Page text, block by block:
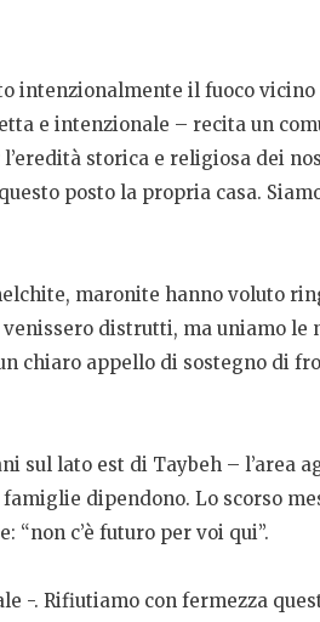
intenzionalmente il fuoco
e intenzionale – recita un
storica e religiosa dei
posto la propria casa.
maronite hanno voluto
distrutti, ma uniamo le
chiaro appello di sostegno di
sul lato est di Taybeh – l’area
dipendono. Lo scorso
c’è futuro per voi qui”.
-. Rifiutiamo con fermezza